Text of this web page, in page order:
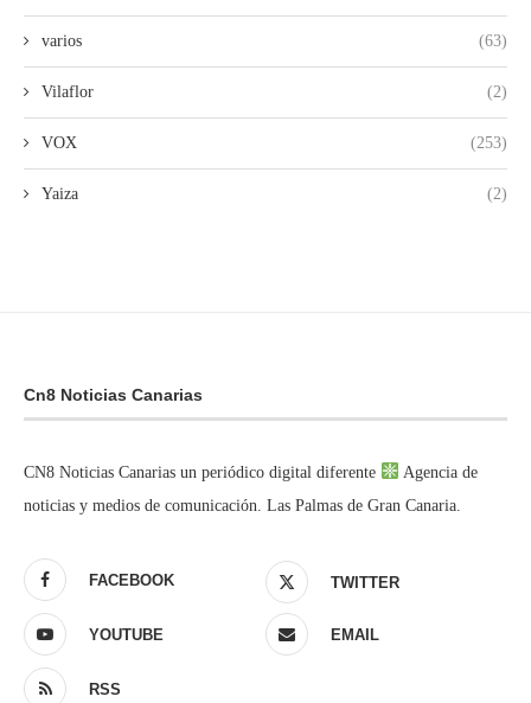
varios (63)
Vilaflor (2)
VOX (253)
Yaiza (2)
Cn8 Noticias Canarias
CN8 Noticias Canarias un periódico digital diferente
Agencia de
noticias y medios de comunicación. Las Palmas de Gran Canaria.
FACEBOOK TWITTER
YOUTUBE EMAIL
RSS